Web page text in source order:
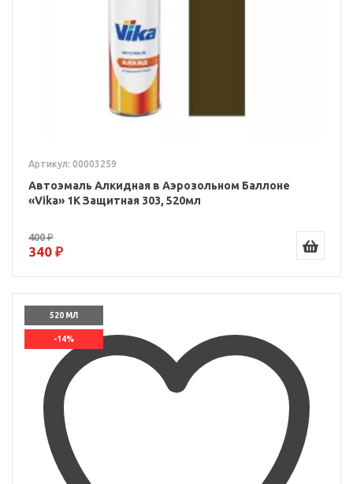
Артикул: 00003259
Автоэмаль Алкидная в Аэрозольном Баллоне
«Vika» 1K Защитная 303, 520мл
400 ₽
340 ₽
520 МЛ
-14%